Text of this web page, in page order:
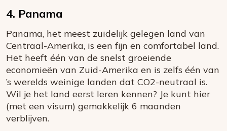
4. Panama
Panama, het meest zuidelijk gelegen land van
Centraal-Amerika, is een fijn en comfortabel land.
Het heeft één van de snelst groeiende
economieën van Zuid-Amerika en is zelfs één van
’s werelds weinige landen dat CO2-neutraal is.
Wil je het land eerst leren kennen? Je kunt hier
(met een visum) gemakkelijk 6 maanden
verblijven.